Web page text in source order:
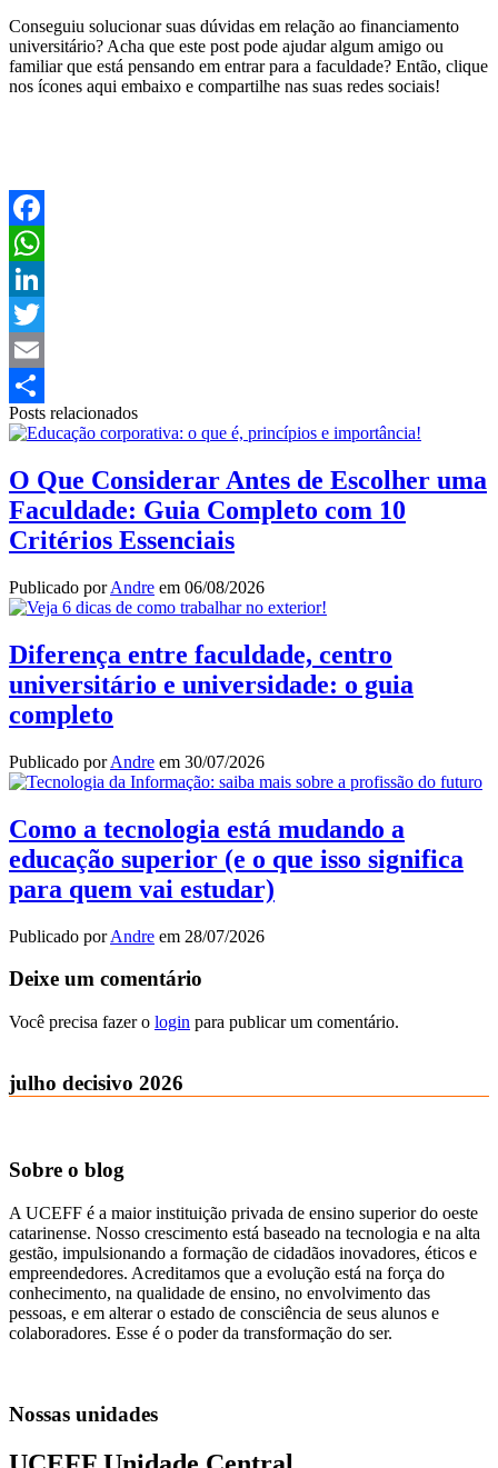
Conseguiu solucionar suas dúvidas em relação ao financiamento
universitário? Acha que este post pode ajudar algum amigo ou
familiar que está pensando em entrar para a faculdade? Então, clique
nos ícones aqui embaixo e compartilhe nas suas redes sociais!
Facebook
WhatsApp
LinkedIn
Twitter
Email
Share
Posts relacionados
O Que Considerar Antes de Escolher uma
Faculdade: Guia Completo com 10
Critérios Essenciais
Publicado porAndre em 06/08/2026
Diferença entre faculdade, centro
universitário e universidade: o guia
completo
Publicado porAndre em 30/07/2026
Como a tecnologia está mudando a
educação superior (e o que isso significa
para quem vai estudar)
Publicado porAndre em 28/07/2026
Deixe um comentário
Você precisa fazer o login para publicar um comentário.
julho decisivo 2026
Sobre o blog
A UCEFF é a maior instituição privada de ensino superior do oeste
catarinense. Nosso crescimento está baseado na tecnologia e na alta
gestão, impulsionando a formação de cidadãos inovadores, éticos e
empreendedores. Acreditamos que a evolução está na força do
conhecimento, na qualidade de ensino, no envolvimento das
pessoas, e em alterar o estado de consciência de seus alunos e
colaboradores. Esse é o poder da transformação do ser.
Nossas unidades